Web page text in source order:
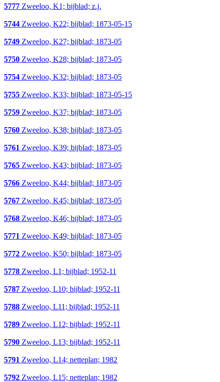
5777 Zweeloo, K1; bijblad; z.j.
5744 Zweeloo, K22; bijblad; 1873-05-15
5749 Zweeloo, K27; bijblad; 1873-05
5750 Zweeloo, K28; bijblad; 1873-05
5754 Zweeloo, K32; bijblad; 1873-05
5755 Zweeloo, K33; bijblad; 1873-05-15
5759 Zweeloo, K37; bijblad; 1873-05
5760 Zweeloo, K38; bijblad; 1873-05
5761 Zweeloo, K39; bijblad; 1873-05
5765 Zweeloo, K43; bijblad; 1873-05
5766 Zweeloo, K44; bijblad; 1873-05
5767 Zweeloo, K45; bijblad; 1873-05
5768 Zweeloo, K46; bijblad; 1873-05
5771 Zweeloo, K49; bijblad; 1873-05
5772 Zweeloo, K50; bijblad; 1873-05
5778 Zweeloo, L1; bijblad; 1952-11
5787 Zweeloo, L10; bijblad; 1952-11
5788 Zweeloo, L11; bijblad; 1952-11
5789 Zweeloo, L12; bijblad; 1952-11
5790 Zweeloo, L13; bijblad; 1952-11
5791 Zweeloo, L14; netteplan; 1982
5792 Zweeloo, L15; netteplan; 1982